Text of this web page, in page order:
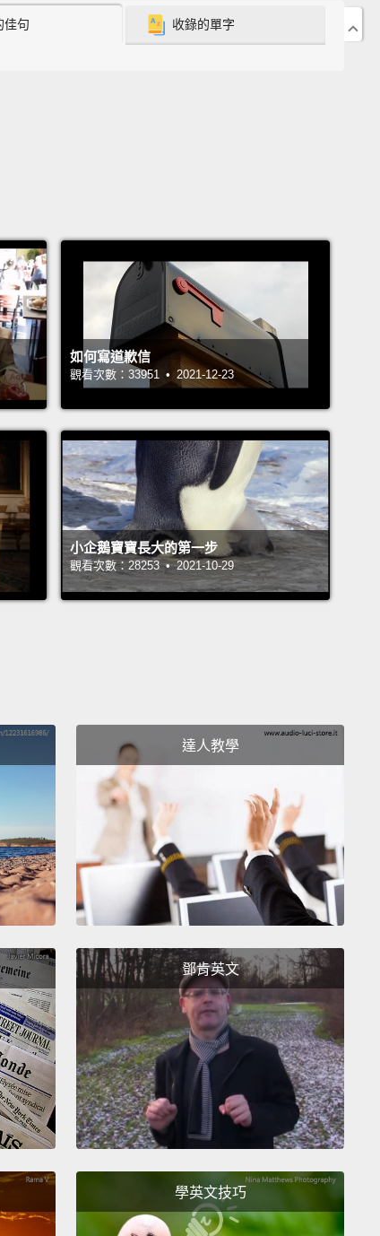
laughing at your dumb joke purely out of
plate.
。我希望你沒注意到我從你的盤子上偷了幾根薯
you I'm gonna go ask the chef, but I'm really
the kitchen, count to 10, come back, and say
要去問一下主廚，但其實我只會走進廚房、數到
然後說不行。
plate is hot. I'm just trying to tough it out.
這個盤子很燙。我只是在努力硬撐。
you staring at my boobs. No, they are not on
換給五元美鈔的零錢，我還多到可以這樣灑。
is taking a long time because I completely
you.
等很久還沒來，因為我完全忘記你囉。
the check, I'll get it.
If you do this air
take my sweet time.
說要結帳，我會去拿帳單。如果你這樣用手比劃，
。
with that?
Because I would love to take
it in the back and eat it off your plate.
因為我想把剩下的收走，然後把它吃完。
the max I can split is three credit cards, but
feeling lazy today.
我最多只能把帳單拆給三張信用卡，但說真的，我
點懶。
佳句 收錄的單字
如何寫道歉信
觀看次數：33951 • 2021-12-23
小企鵝寶寶長大的第一步
觀看次數：28253 • 2021-10-29
達人教學
鄧肯英文
學英文技巧